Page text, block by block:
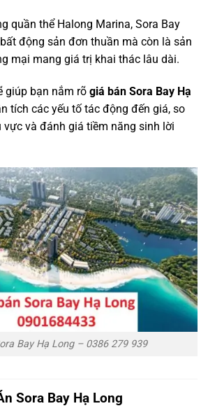
quần thể Halong Marina, Sora Bay
động sản đơn thuần mà còn là sản
mại mang giá trị khai thác lâu dài.
giúp bạn nắm rõ giá bán Sora Bay Hạ
tích các yếu tố tác động đến giá, so
vực và đánh giá tiềm năng sinh lời
Bay Hạ Long – 0386 279 939
Sora Bay Hạ Long